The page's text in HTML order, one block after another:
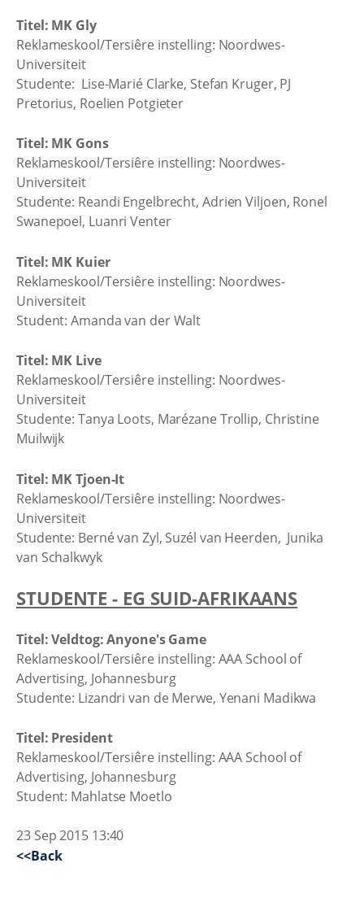
Titel: MK Gly
Reklameskool/Tersiêre instelling: Noordwes-
Universiteit
Studente: Lise-Marié Clarke, Stefan Kruger, PJ
Pretorius, Roelien Potgieter
Titel: MK Gons
Reklameskool/Tersiêre instelling: Noordwes-
Universiteit
Studente: Reandi Engelbrecht, Adrien Viljoen, Ronel
Swanepoel, Luanri Venter
Titel: MK Kuier
Reklameskool/Tersiêre instelling: Noordwes-
Universiteit
Student: Amanda van der Walt
Titel: MK Live
Reklameskool/Tersiêre instelling: Noordwes-
Universiteit
Studente: Tanya Loots, Marézane Trollip, Christine
Muilwijk
Titel: MK Tjoen-It
Reklameskool/Tersiêre instelling: Noordwes-
Universiteit
Studente: Berné van Zyl, Suzél van Heerden, Junika
van Schalkwyk
STUDENTE - EG SUID-AFRIKAANS
Titel: Veldtog: Anyone's Game
Reklameskool/Tersiêre instelling: AAA School of
Advertising, Johannesburg
Studente: Lizandri van de Merwe, Yenani Madikwa
Titel: President
Reklameskool/Tersiêre instelling: AAA School of
Advertising, Johannesburg
Student: Mahlatse Moetlo
23 Sep 2015 13:40
<<Back